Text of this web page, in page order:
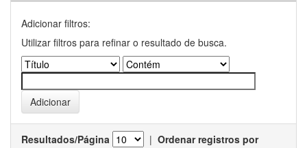
Adicionar filtros:
Utilizar filtros para refinar o resultado de busca.
Resultados/Página | Ordenar registros por